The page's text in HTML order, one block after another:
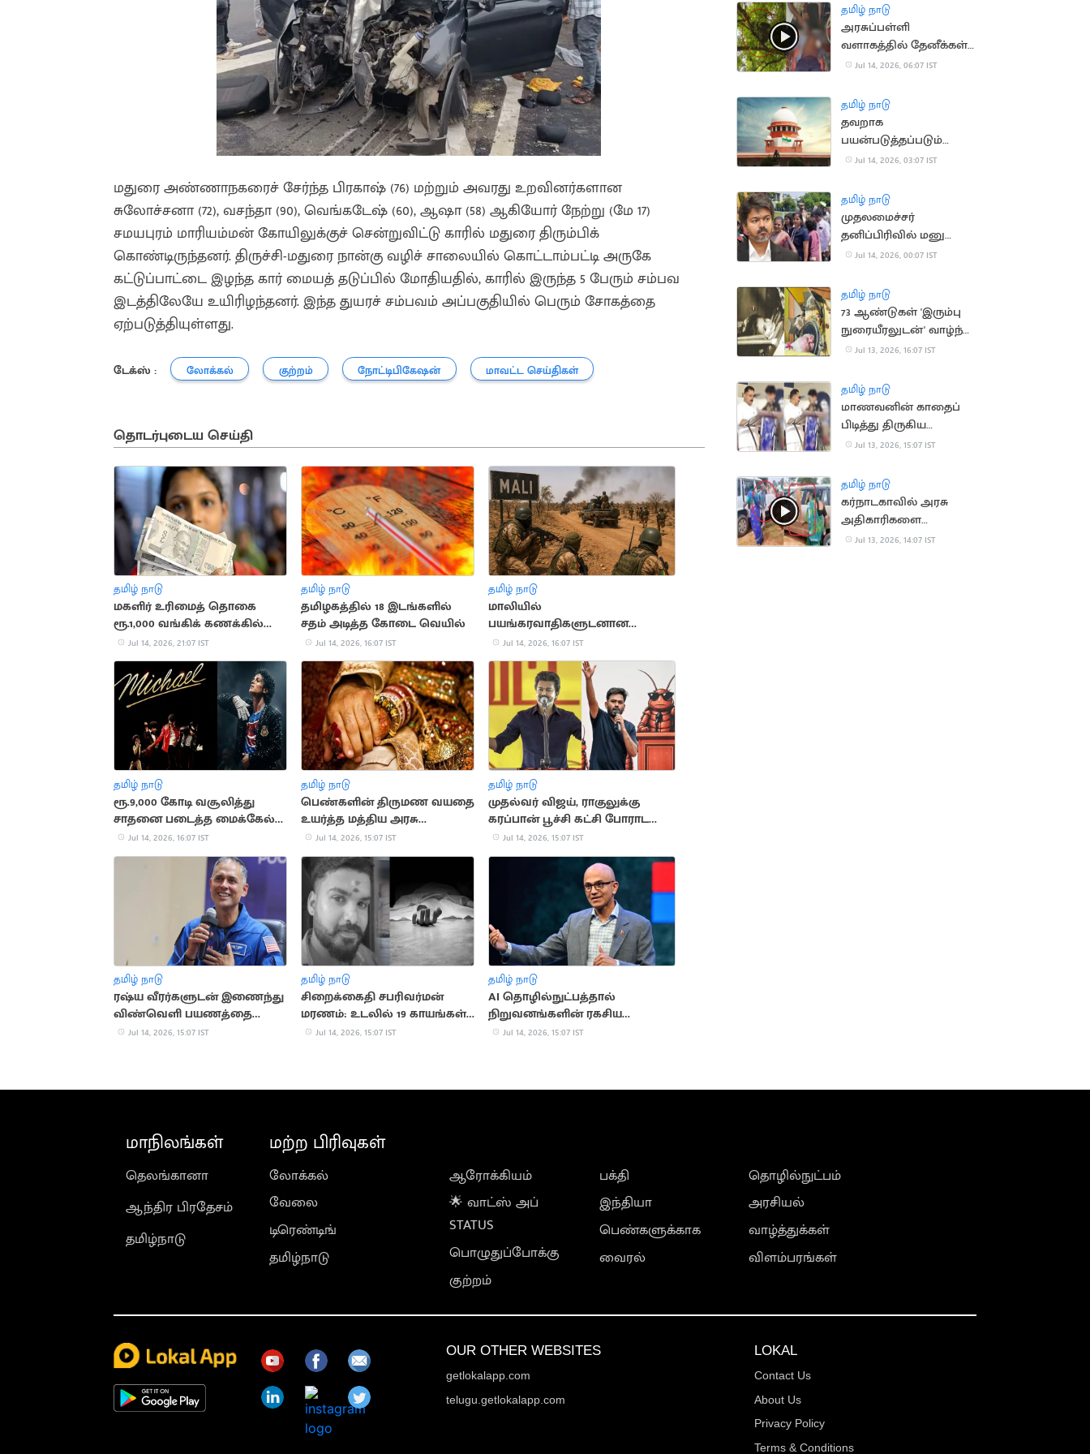
மதுரை அண்ணாநகரைச் சேர்ந்த பிரகாஷ் (76) மற்றும் அவரது உறவினர்களான
சுலோச்சனா (72), வசந்தா (90), வெங்கடேஷ் (60), ஆஷா (58) ஆகியோர் நேற்று (மே 17)
சமயபுரம் மாரியம்மன் கோயிலுக்குச் சென்றுவிட்டு காரில் மதுரை திரும்பிக்
கொண்டிருந்தனர். திருச்சி-மதுரை நான்கு வழிச் சாலையில் கொட்டாம்பட்டி அருகே
கட்டுப்பாட்டை இழந்த கார் மையத் தடுப்பில் மோதியதில், காரில் இருந்த 5 பேரும் சம்பவ
இடத்திலேயே உயிரிழந்தனர். இந்த துயரச் சம்பவம் அப்பகுதியில் பெரும் சோகத்தை
ஏற்படுத்தியுள்ளது.
டேக்ஸ் : லோக்கல் குற்றம் நோட்டிபிகேஷன் மாவட்ட செய்திகள்
தொடர்புடைய செய்தி
தமிழ் நாடு
மகளிர் உரிமைத் தொகை
ரூ.1,000 வங்கிக் கணக்கில்
வரவுJul 14, 2026, 21:07 IST
தமிழ் நாடு
தமிழகத்தில் 18 இடங்களில்
சதம் அடித்த கோடை வெயில்
Jul 14, 2026, 16:07 IST
தமிழ் நாடு
மாலியில்
பயங்கரவாதிகளுடனான
மோதலில் 30 ராணுவ வீரர்கள்
பலி
Jul 14, 2026, 16:07 IST
தமிழ் நாடு
ரூ.9,000 கோடி வசூலித்து
சாதனை படைத்த மைக்கேல்
ஜாக்சன் பயோபிக்
Jul 14, 2026, 16:07 IST
தமிழ் நாடு
பெண்களின் திருமண வயதை
உயர்த்த மத்திய அரசு
பரிசீலனை
Jul 14, 2026, 15:07 IST
தமிழ் நாடு
முதல்வர் விஜய், ராகுலுக்கு
கரப்பான் பூச்சி கட்சி போராட
அழைப்பு
Jul 14, 2026, 15:07 IST
தமிழ் நாடு
ரஷ்ய வீரர்களுடன் இணைந்து
விண்வெளி பயணத்தை
தொடங்கினார் அனில் மேனன்
Jul 14, 2026, 15:07 IST
தமிழ் நாடு
சிறைக்கைதி சபரிவர்மன்
மரணம்: உடலில் 19 காயங்கள்
இருப்பதாக உடற்கூராய்வில்
Jul 14, 2026, 15:07 IST
தமிழ் நாடு
AI தொழில்நுட்பத்தால்
நிறுவனங்களின் ரகசிய
தகவல்களுக்கு ஆபத்து:
Jul 14, 2026, 15:07 IST
தமிழ் நாடு
அரசுப்பள்ளி
வளாகத்தில் தேனீக்கள்
கொட்டி 50
Jul 14, 2026, 06:07 IST
தமிழ் நாடு
தவறாக
பயன்படுத்தப்படும்
போக்சோ.. உச்ச
Jul 14, 2026, 03:07 IST
தமிழ் நாடு
முதலமைச்சர்
தனிப்பிரிவில் மனு
அளிக்க முடியாமல்
Jul 14, 2026, 00:07 IST
தமிழ் நாடு
73 ஆண்டுகள் 'இரும்பு
நுரையீரலுடன்' வாழ்ந்த
அமெரிக்க பெண்
Jul 13, 2026, 16:07 IST
தமிழ் நாடு
மாணவனின் காதைப்
பிடித்து திருகிய
முன்னாள் அமைச்சர்
Jul 13, 2026, 15:07 IST
தமிழ் நாடு
கர்நாடகாவில் அரசு
அதிகாரிகளை
துடைப்பத்தால்
Jul 13, 2026, 14:07 IST
மாநிலங்கள்
தெலங்கானா
ஆந்திர பிரதேசம்
தமிழ்நாடு
மற்ற பிரிவுகள்
லோக்கல்
வேலை
டிரெண்டிங்
தமிழ்நாடு
ஆரோக்கியம்
🌟 வாட்ஸ் அப்
STATUS
பொழுதுப்போக்கு
குற்றம்
பக்தி
இந்தியா
பெண்களுக்காக
வைரல்
தொழில்நுட்பம்
அரசியல்
வாழ்த்துக்கள்
விளம்பரங்கள்
OUR OTHER WEBSITES
getlokalapp.com
telugu.getlokalapp.com
LOKAL
Contact Us
About Us
Privacy Policy
Terms & Conditions